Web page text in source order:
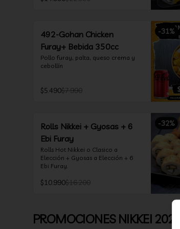
*Incluye 2 soya 30ml / 2 palitos / 1
-31%
492-Gohan Chicken
Furay+ Bebida 350cc
Pollo furay, palta, queso crema y
cebollín
$5.490$7.990
-32%
Rolls Nikkei + Gyosas + 6
Ebi Furay
Rolls Hot Nikkei o Clasico a
Elección + Gyosas a Elección + 6
Ebi Furay.
$10.990$16.200
PROMOCIONES NIKKEI 2026